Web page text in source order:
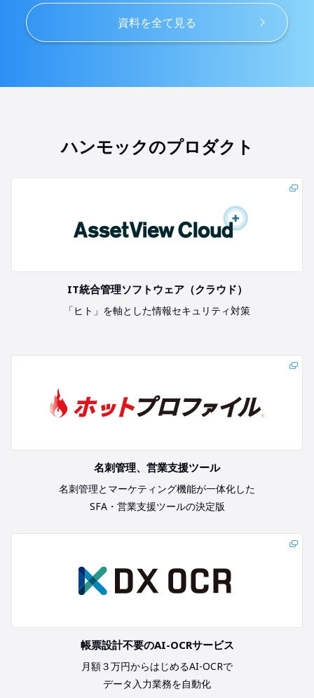
資料を全て見る
ハンモックのプロダクト
IT統合管理ソフトウェア（クラウド）
「ヒト」を軸とした情報セキュリティ対策
名刺管理、営業支援ツール
名刺管理とマーケティング機能が一体化した
SFA・営業支援ツールの決定版
帳票設計不要のAI-OCRサービス
月額３万円からはじめるAI-OCRで
データ入力業務を自動化